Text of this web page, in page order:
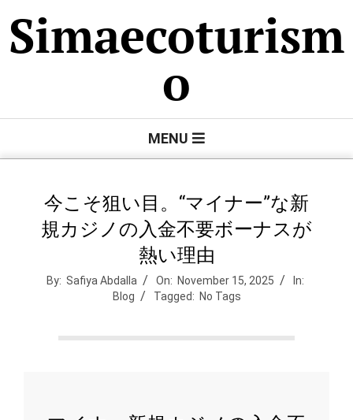
to
content
Simaecoturism
o
MENU
今こそ狙い目。“マイナー”な新
規カジノの入金不要ボーナスが
熱い理由
By: Safiya Abdalla On: November 15, 2025
In:
Blog
Tagged: No Tags